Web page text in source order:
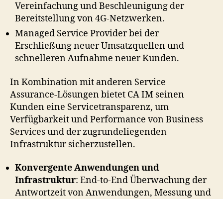
Vereinfachung und Beschleunigung der
Bereitstellung von 4G-Netzwerken.
Managed Service Provider bei der
Erschließung neuer Umsatzquellen und
schnelleren Aufnahme neuer Kunden.
In Kombination mit anderen Service
Assurance-Lösungen bietet CA IM seinen
Kunden eine Servicetransparenz, um
Verfügbarkeit und Performance von Business
Services und der zugrundeliegenden
Infrastruktur sicherzustellen.
Konvergente Anwendungen und
Infrastruktur: End-to-End Überwachung der
Antwortzeit von Anwendungen, Messung und